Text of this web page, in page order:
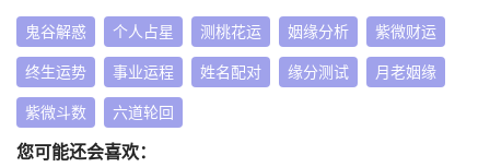
鬼谷解惑 个人占星 测桃花运 姻缘分析 紫微财运
终生运势 事业运程 姓名配对 缘分测试 月老姻缘
紫微斗数 六道轮回
您可能还会喜欢：